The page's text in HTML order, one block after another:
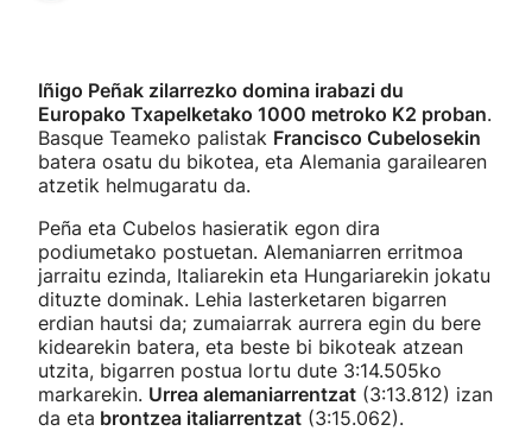
Iñigo Peñak zilarrezko domina irabazi du
Europako Txapelketako 1000 metroko K2 proban.
Basque Teameko palistak Francisco Cubelosekin
batera osatu du bikotea, eta Alemania garailearen
atzetik helmugaratu da.
Peña eta Cubelos hasieratik egon dira
podiumetako postuetan. Alemaniarren erritmoa
jarraitu ezinda, Italiarekin eta Hungariarekin jokatu
dituzte dominak. Lehia lasterketaren bigarren
erdian hautsi da; zumaiarrak aurrera egin du bere
kidearekin batera, eta beste bi bikoteak atzean
utzita, bigarren postua lortu dute 3:14.505ko
markarekin. Urrea alemaniarrentzat (3:13.812) izan
da eta brontzea italiarrentzat (3:15.062).